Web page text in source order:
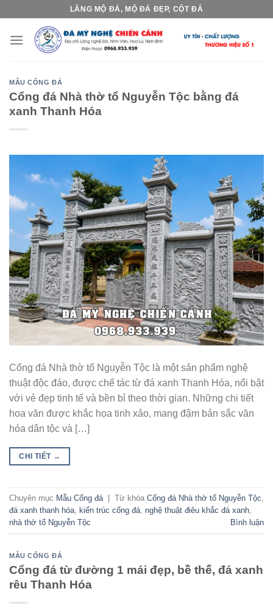
content
LĂNG MỘ ĐÁ, MỘ ĐÁ ĐẸP, CỘT ĐÁ
MẪU CỔNG ĐÁ
Cổng đá Nhà thờ tổ Nguyễn Tộc bằng đá
xanh Thanh Hóa
Cổng đá Nhà thờ tổ Nguyễn Tộc là một sản phẩm nghệ
thuật độc đáo, được chế tác từ đá xanh Thanh Hóa, nổi bật
với vẻ đẹp tinh tế và bền bỉ theo thời gian. Những chi tiết
hoa văn được khắc họa tinh xảo, mang đậm bản sắc văn
hóa dân tộc và […]
CHI TIẾT →
Chuyên mục Mẫu Cổng đá | Từ khóa Cổng đá Nhà thờ tổ Nguyễn Tộc
đá xanh thanh hóa kiến trúc cổng đá nghệ thuật điêu khắc đá xanh
nhà thờ tổ Nguyễn Tộc
Bình luận
MẪU CỔNG ĐÁ
Cổng đá từ đường 1 mái đẹp, bề thế, đá xanh
rêu Thanh Hóa